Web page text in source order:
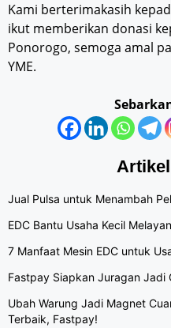
Kami berterimakasih
ikut memberikan donasi
Ponorogo, semoga amal
YME.
Jual Pulsa untuk Menambah
EDC Bantu Usaha Kecil
7 Manfaat Mesin EDC untuk
Fastpay Siapkan Juragan Jadi
Ubah Warung Jadi Magnet
Terbaik, Fastpay!